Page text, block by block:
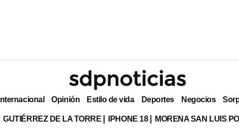
Internacional Opinión Estilo de vida Deportes Negocios
GUTIÉRREZ DE LA TORRE IPHONE 18 MORENA SAN LUIS